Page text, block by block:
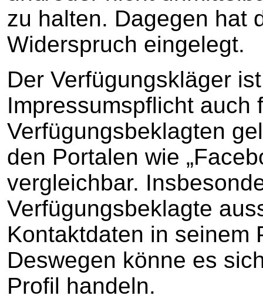
zu halten. Dagegen hat
Widerspruch eingelegt.
Der Verfügungskläger
Impressumspflicht auch
Verfügungsbeklagten
den Portalen wie
vergleichbar.
Verfügungsbeklagte
Kontaktdaten in seinem
Deswegen könne es
Profil handeln.